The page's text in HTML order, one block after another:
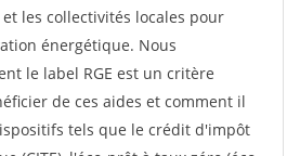
les collectivités locales pour
énergétique. Nous
le label RGE est un critère
de ces aides et comment il
tels que le crédit d'impôt